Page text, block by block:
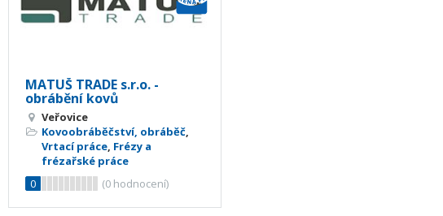
MATUŠ TRADE s.r.o. -
obrábění kovů
Veřovice
Kovoobráběčství, obráběč,
Vrtací práce, Frézy a
frézařské práce
0
(0hodnocení)